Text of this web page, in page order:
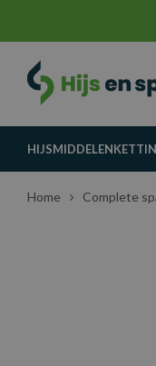
HIJSMIDDELEN
Home Complete